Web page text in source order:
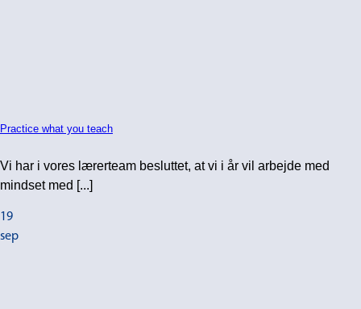
Practice what you teach
Vi har i vores lærerteam besluttet, at vi i år vil arbejde med
mindset med [...]
19
sep